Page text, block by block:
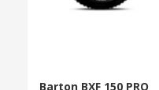
Barton BXF 150 PRO